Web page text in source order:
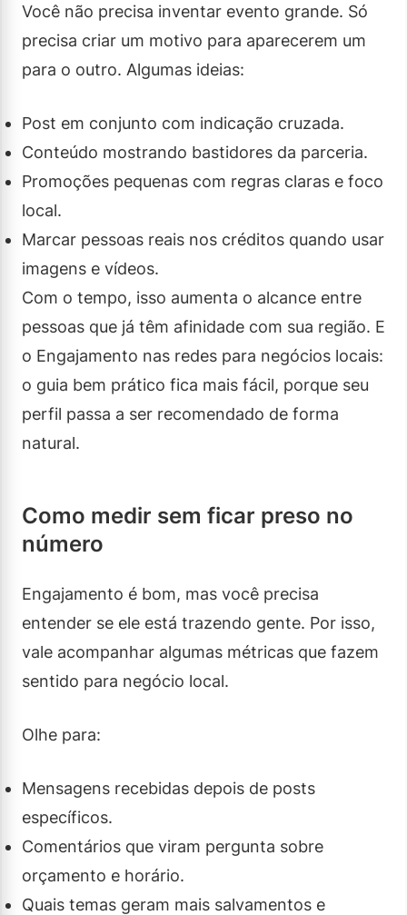
Você não precisa inventar evento grande. Só
precisa criar um motivo para aparecerem um
para o outro. Algumas ideias:
Post em conjunto com indicação cruzada.
Conteúdo mostrando bastidores da parceria.
Promoções pequenas com regras claras e foco
local.
Marcar pessoas reais nos créditos quando usar
imagens e vídeos.
Com o tempo, isso aumenta o alcance entre
pessoas que já têm afinidade com sua região. E
o Engajamento nas redes para negócios locais:
o guia bem prático fica mais fácil, porque seu
perfil passa a ser recomendado de forma
natural.
Como medir sem ficar preso no
número
Engajamento é bom, mas você precisa
entender se ele está trazendo gente. Por isso,
vale acompanhar algumas métricas que fazem
sentido para negócio local.
Olhe para:
Mensagens recebidas depois de posts
específicos.
Comentários que viram pergunta sobre
orçamento e horário.
Quais temas geram mais salvamentos e